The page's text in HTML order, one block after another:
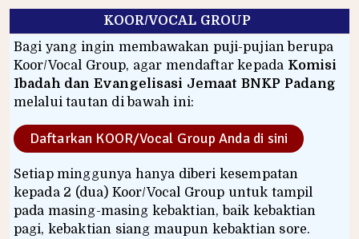
KOOR/VOCAL GROUP
Bagi yang ingin membawakan puji-pujian berupa
Koor/Vocal Group, agar mendaftar kepada Komisi
Ibadah dan Evangelisasi Jemaat BNKP Padang
melalui tautan di bawah ini:
Daftarkan KOOR/Vocal Group Anda di sini
Setiap minggunya hanya diberi kesempatan
kepada 2 (dua) Koor/Vocal Group untuk tampil
pada masing-masing kebaktian, baik kebaktian
pagi, kebaktian siang maupun kebaktian sore.